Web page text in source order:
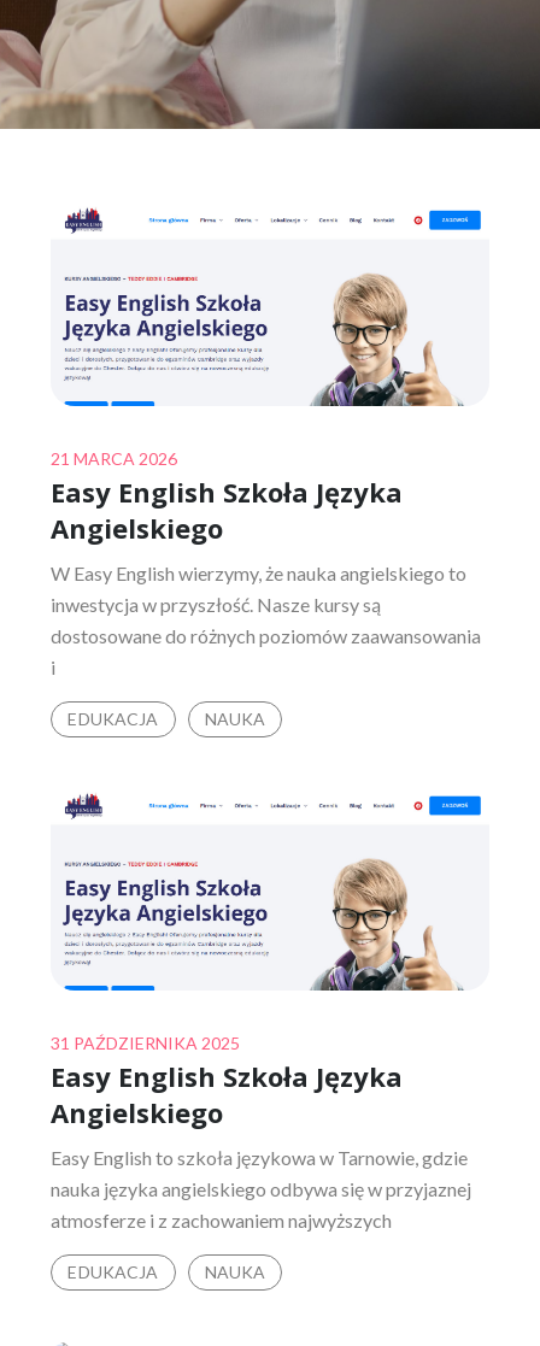
Posted
on
21 MARCA 2026
Easy English Szkoła Języka
Angielskiego
W Easy English wierzymy, że nauka angielskiego to
inwestycja w przyszłość. Nasze kursy są
dostosowane do różnych poziomów zaawansowania
i
EDUKACJA NAUKA
Posted
on
31 PAŹDZIERNIKA 2025
Easy English Szkoła Języka
Angielskiego
Easy English to szkoła językowa w Tarnowie, gdzie
nauka języka angielskiego odbywa się w przyjaznej
atmosferze i z zachowaniem najwyższych
EDUKACJA NAUKA